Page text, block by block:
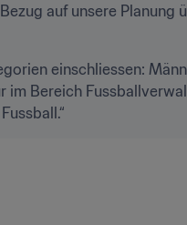
auf unsere Planung
einschliessen:
Bereich